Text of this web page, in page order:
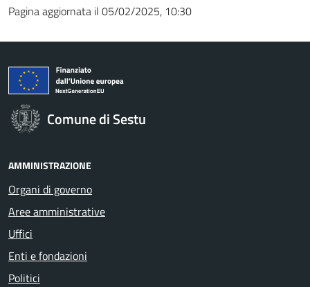
Pagina aggiornata il 05/02/2025, 10:30
Comune di Sestu
AMMINISTRAZIONE
Organi di governo
Aree amministrative
Uffici
Enti e fondazioni
Politici